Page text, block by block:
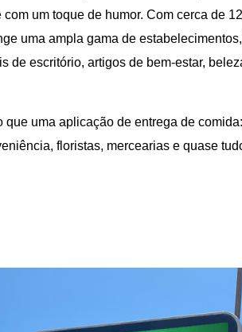
um toque de humor. Com cerca de
uma ampla gama de
escritório, artigos de bem-estar,
uma aplicação de entrega de
floristas, mercearias e quase